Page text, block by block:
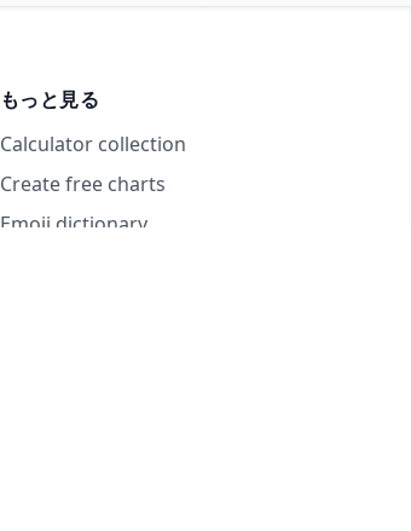
もっと見る
Calculator collection
Create free charts
Emoji dictionary